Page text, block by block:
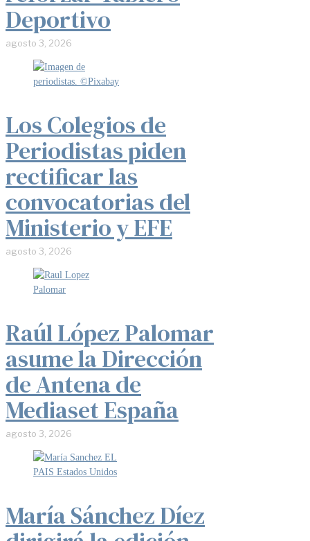
Deportivo
agosto 3, 2026
Los Colegios de
Periodistas piden
rectificar las
convocatorias del
Ministerio y EFE
agosto 3, 2026
Raúl López Palomar
asume la Dirección
de Antena de
Mediaset España
agosto 3, 2026
María Sánchez Díez